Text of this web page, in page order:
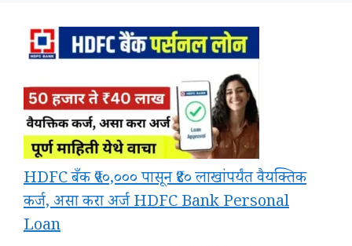
HDFC बँक ₹५०,००० पासून ₹४० लाखांपर्यंत वैयक्तिक
कर्ज, असा करा अर्ज HDFC Bank Personal
Loan